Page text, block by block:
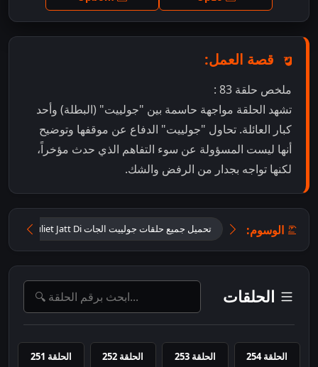
قصة العمل:
ملخص حلقة 83 :
تشهد الحلقة مواجهة حاسمة بين "جولييت" (البطلة) وأحد
كبار العائلة. تحاول "جولييت" الدفاع عن موقفها وتوضيح
أنها ليست المسؤولة عن سوء التفاهم الذي حدث مؤخراً،
لكنها تواجه بجدار من الرفض والشك.
الوسوم: تحميل جميع حلقات جولييت الجات Tu Juliet Jatt Di مترجمة
الحلقات
الحلقة 254 الحلقة 253 الحلقة 252 الحلقة 251